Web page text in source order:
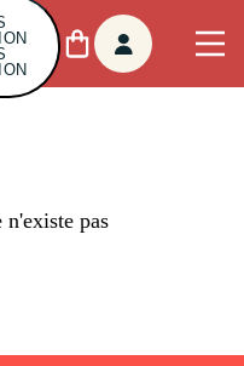
n'existe pas